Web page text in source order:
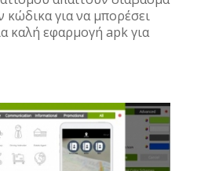
κώδικα για να μπορέσει
καλή εφαρμογή apk για